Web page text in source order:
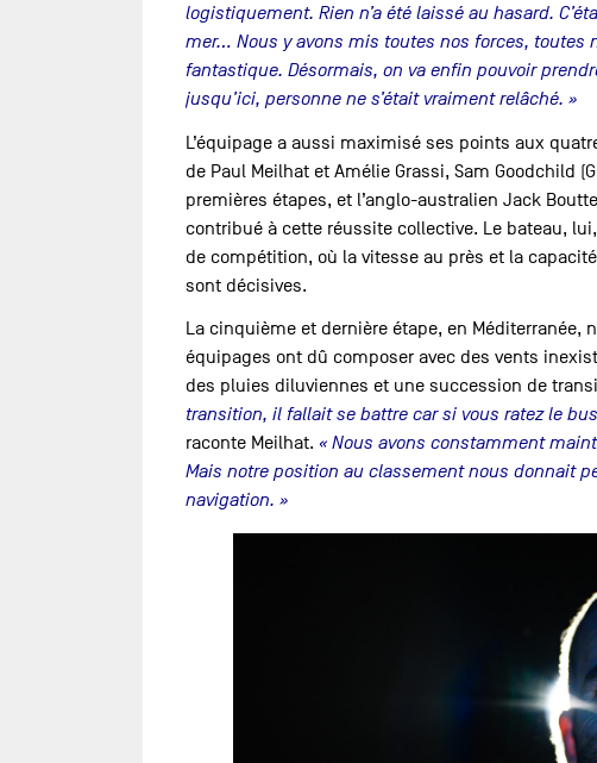
logistiquement. Rien n’a été laissé au hasard.
mer… Nous y avons mis toutes nos forces, toutes
fantastique. Désormais, on va enfin pouvoir
jusqu’ici, personne ne s’était vraiment relâché. »
L’équipage a aussi maximisé ses points aux
de Paul Meilhat et Amélie Grassi, Sam Goodchild
premières étapes, et l’anglo-australien Jack
contribué à cette réussite collective. Le bateau,
de compétition, où la vitesse au près et la
sont décisives.
La cinquième et dernière étape, en Méditerranée,
équipages ont dû composer avec des vents
des pluies diluviennes et une succession de
transition, il fallait se battre car si vous ratez le
raconte Meilhat. « Nous avons constamment
Mais notre position au classement nous donnait
navigation. »